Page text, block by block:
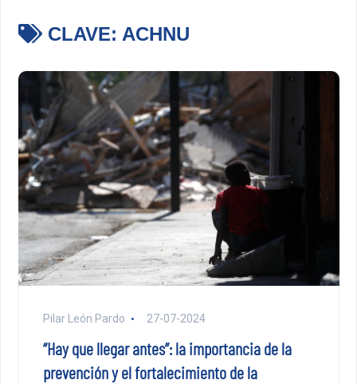
CLAVE: ACHNU
Pilar León Pardo 27-07-2024
“Hay que llegar antes”: la importancia de la
prevención y el fortalecimiento de la